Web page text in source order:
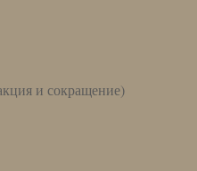
и сокращение)